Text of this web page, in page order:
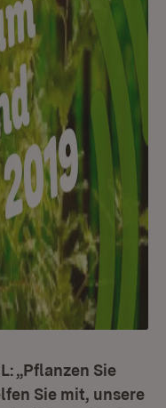
„Pflanzen Sie
Sie mit, unsere